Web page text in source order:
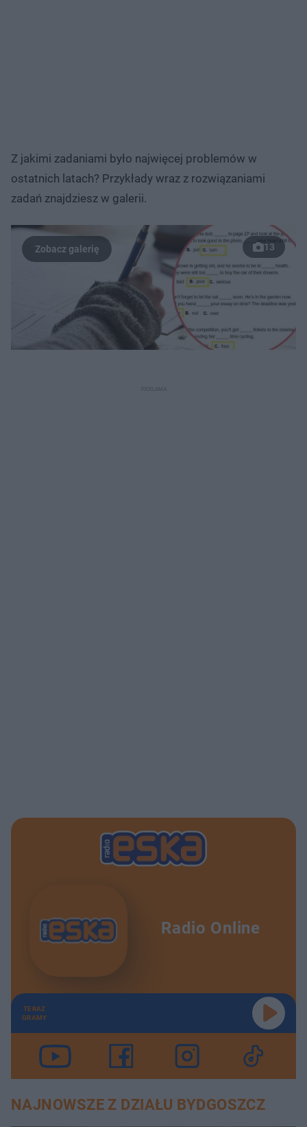
Z jakimi zadaniami było najwięcej problemów w
ostatnich latach? Przykłady wraz z rozwiązaniami
zadań znajdziesz w galerii.
13
Radio Online
TERAZ
GRAMY
NAJNOWSZE Z DZIAŁU BYDGOSZCZ